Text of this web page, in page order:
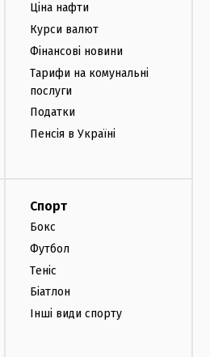
Ціна нафти
Курси валют
Фінансові новини
Тарифи на комунальні
послуги
Податки
Пенсія в Україні
Спорт
Бокс
Футбол
Теніс
Біатлон
Інші види спорту